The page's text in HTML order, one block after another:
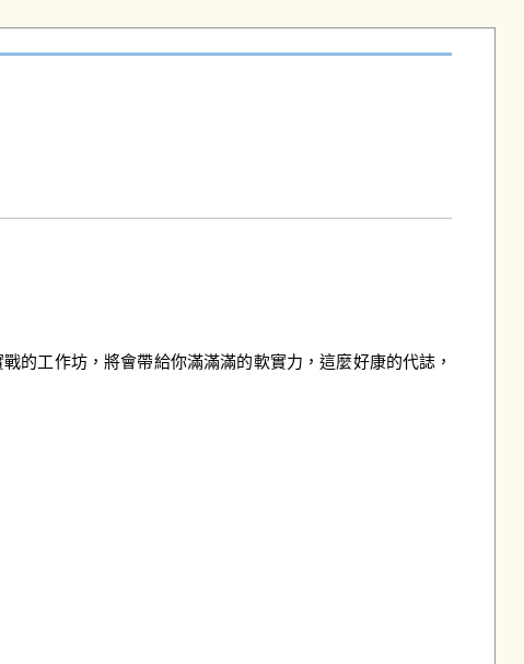
的工作坊，將會帶給你滿滿滿的軟實力，這麼好康的代誌，